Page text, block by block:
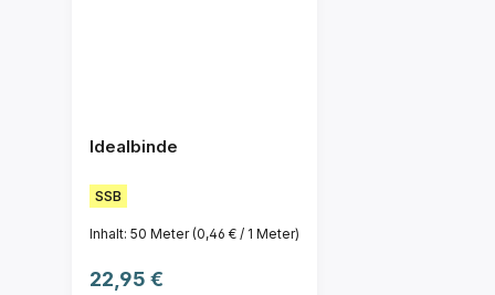
Idealbinde
SSB
Inhalt: 50 Meter(0,46 € / 1 Meter)
Regulärer Preis:
22,95 €